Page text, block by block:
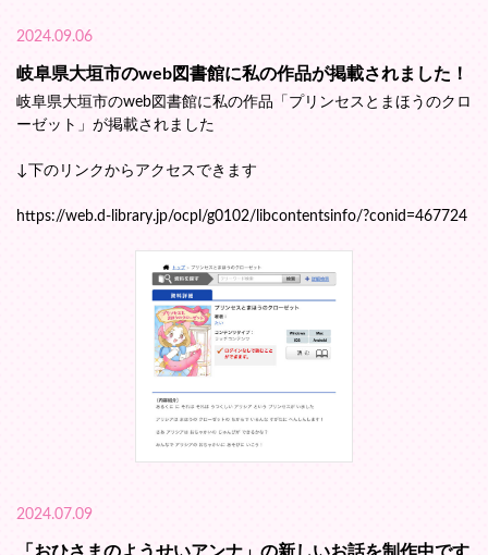
2024.09.06
岐阜県大垣市のweb図書館に私の作品が掲載されました！
岐阜県大垣市のweb図書館に私の作品「プリンセスとまほうのクロ
ーゼット」が掲載されました
↓下のリンクからアクセスできます
https://web.d-library.jp/ocpl/g0102/libcontentsinfo/?conid=467724
2024.07.09